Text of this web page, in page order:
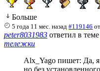
Больше
5 года 11 мес. назад #119146
peter8031983 ответил в теме
тележки
Alx_Yago пишет: Да, я